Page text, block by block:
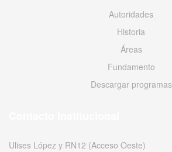
Autoridades
Historia
Áreas
Fundamento
Descargar programas
Ulises López y RN12 (Acceso Oeste)